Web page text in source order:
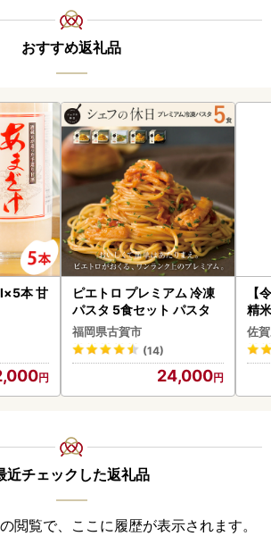
おすすめ返礼品
本 甘
ピエトロ プレミアム 冷凍
パスタ 5食セット パスタ
福岡県古賀市
(14)
24,000
【
精
佐
近チェックした返礼品
閲覧で、ここに履歴が表示されます。